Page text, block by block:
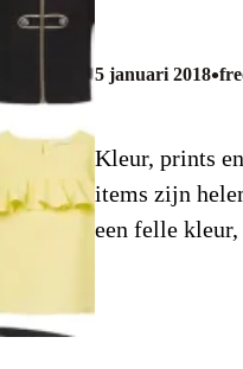
5 januari 2018•
Kleur, prints
items zijn
een felle